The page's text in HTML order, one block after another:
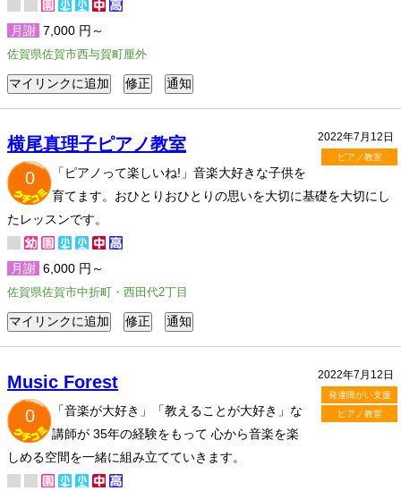
月謝 7,000 円～
佐賀県佐賀市西与賀町厘外
2022年7月12日
ピアノ教室
横尾真理子ピアノ教室
0
「ピアノって楽しいね!」音楽大好きな子供を
育てます。おひとりおひとりの思いを大切に基礎を大切にし
たレッスンです。
月謝 6,000 円～
佐賀県佐賀市中折町・西田代2丁目
2022年7月12日
発達障がい支援
ピアノ教室
Music Forest
0
「音楽が大好き」「教えることが大好き」な
講師が 35年の経験をもって 心から音楽を楽
しめる空間を一緒に組み立てていきます。